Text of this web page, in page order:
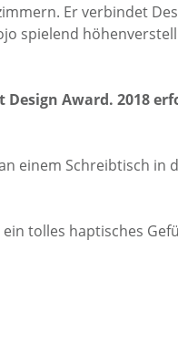
Er ver­bindet
spielend
Award. 2018
einem Schreib­tisch in
tolles haptisches